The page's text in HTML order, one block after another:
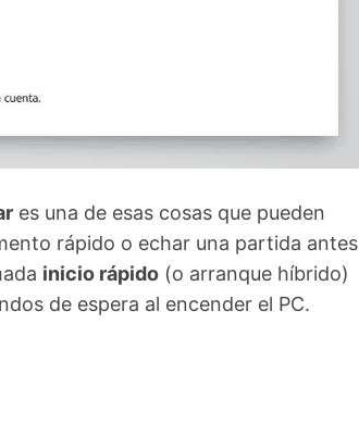
es una de esas cosas que pueden
rápido o echar una partida antes
inicio rápido (o arranque híbrido)
de espera al encender el PC.